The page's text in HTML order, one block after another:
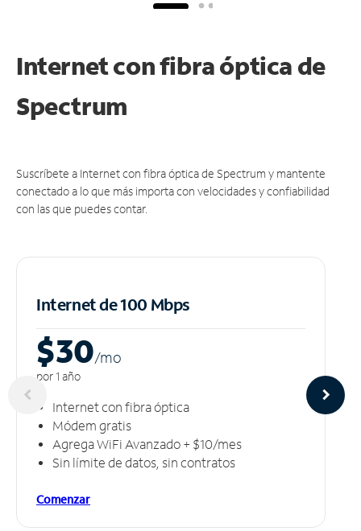
Internet con fibra óptica de
Spectrum
Suscríbete a Internet con fibra óptica de Spectrum y mantente
conectado a lo que más importa con velocidades y confiabilidad
con las que puedes contar.
Internet de 100 Mbps
$30/mo
por 1 año
Internet con fibra óptica
Módem gratis
Agrega WiFi Avanzado + $10/mes
Sin límite de datos, sin contratos
Comenzar